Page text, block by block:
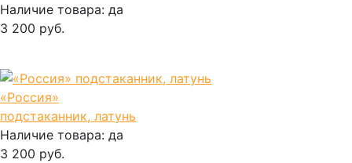
Наличие товара: да
3 200 руб.
«Россия»
подстаканник, латунь
Наличие товара: да
3 200 руб.